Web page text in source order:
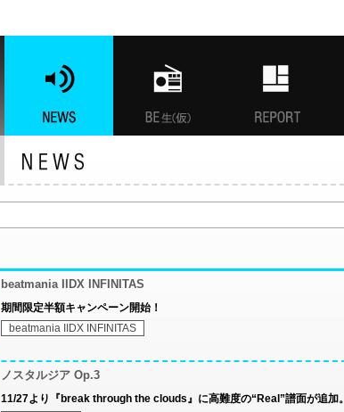
beatmania IIDX INFINITAS
期間限定半額キャンペーン開始！
beatmania IIDX INFINITAS
ノスタルジア Op.3
11/27より『break through the clouds』に高難度の“Real”譜面が追加。